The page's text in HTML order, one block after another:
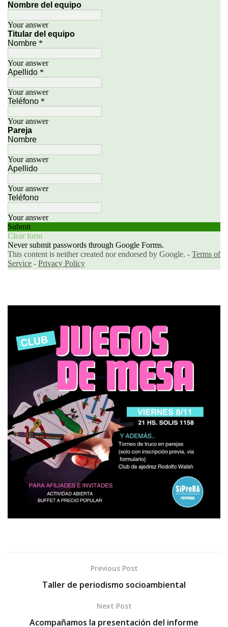
Previous Post
Taller de periodismo socioambiental
Next Post
Acompañamos la presentación del informe